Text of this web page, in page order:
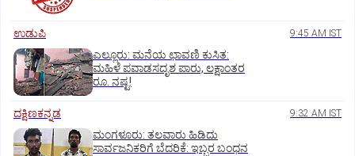
ಉಡುಪಿ 9:45 AM IST
ಎಲ್ಲೂರು: ಮನೆಯ ಛಾವಣಿ ಕುಸಿತ:
ಮಹಿಳೆ ಪವಾಡಸದೃಶ ಪಾರು, ಲಕ್ಷಾಂತರ
ರೂ. ನಷ್ಟ!
ದಕ್ಷಿಣಕನ್ನಡ 9:32 AM IST
ಮಂಗಳೂರು: ತಲವಾರು ಹಿಡಿದು
ಸಾರ್ವಜನಿಕರಿಗೆ ಬೆದರಿಕೆ: ಇಬ್ಬರ ಬಂಧನ